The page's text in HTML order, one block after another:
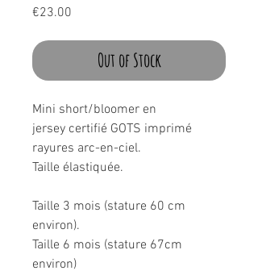
€23.00
Out of Stock
Mini short/bloomer en
jersey certifié GOTS imprimé
rayures arc-en-ciel.
Taille élastiquée.
Taille 3 mois (stature 60 cm
environ).
Taille 6 mois (stature 67cm
environ)